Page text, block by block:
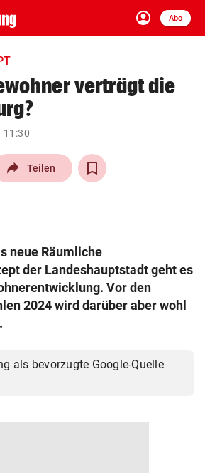
account_circle
Anmelden
Abo
close Schließen
arrow_right
verträgt die
11:30
Teilen
neue Räumliche
der Landeshauptstadt geht es
Vor den
2024 wird darüber aber wohl
als bevorzugte Google-Quelle